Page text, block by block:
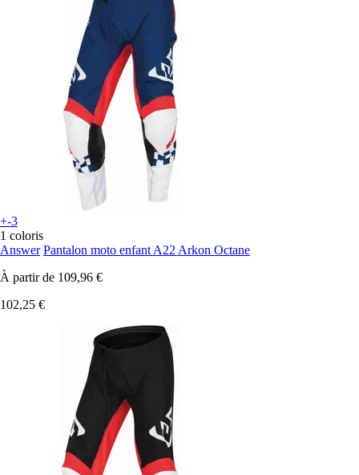
+-3
1 coloris
Answer Pantalon moto enfant A22 Arkon Octane
À partir de 109,96 €
102,25 €